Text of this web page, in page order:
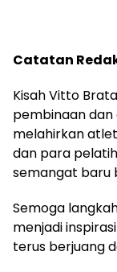
Catatan
Kisah Vitto
pembinaan
melahirkan
dan para
semangat baru
Semoga
menjadi
terus berjuang